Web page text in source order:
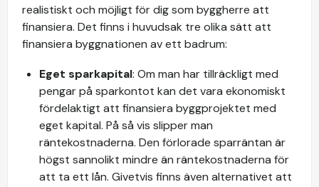
realistiskt och möjligt för dig som byggherre att
finansiera. Det finns i huvudsak tre olika sätt att
finansiera byggnationen av ett badrum:
Eget sparkapital: Om man har tillräckligt med
pengar på sparkontot kan det vara ekonomiskt
fördelaktigt att finansiera byggprojektet med
eget kapital. På så vis slipper man
räntekostnaderna. Den förlorade sparräntan är
högst sannolikt mindre än räntekostnaderna för
att ta ett lån. Givetvis finns även alternativet att